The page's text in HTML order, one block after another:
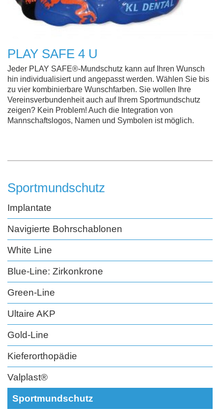
PLAY SAFE 4 U
Jeder PLAY SAFE®-Mundschutz kann auf Ihren Wunsch
hin individualisiert und angepasst werden. Wählen Sie bis
zu vier kombinierbare Wunschfarben. Sie wollen Ihre
Vereinsverbundenheit auch auf Ihrem Sportmundschutz
zeigen? Kein Problem! Auch die Integration von
Mannschaftslogos, Namen und Symbolen ist möglich.
Sportmundschutz
Implantate
Navigierte Bohrschablonen
White Line
Blue-Line: Zirkonkrone
Green-Line
Ultaire AKP
Gold-Line
Kieferorthopädie
Valplast®
Sportmundschutz